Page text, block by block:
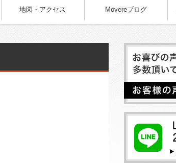
地図・アクセス Movereブログ